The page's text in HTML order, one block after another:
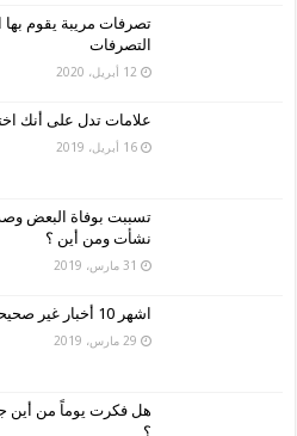
تصرفات مريبة يقوم بها
التصرفات
12 أبريل، 2020
علامات تدل على أنك
16 أبريل، 2019
تسببت بوفاة البعض
نشأت ومن أين ؟
31 مارس، 2019
اشهر 10 أخبار غير صحيحه تم تداولها في 2018 !
29 مارس، 2019
هل فكرت يوماً من أين
؟